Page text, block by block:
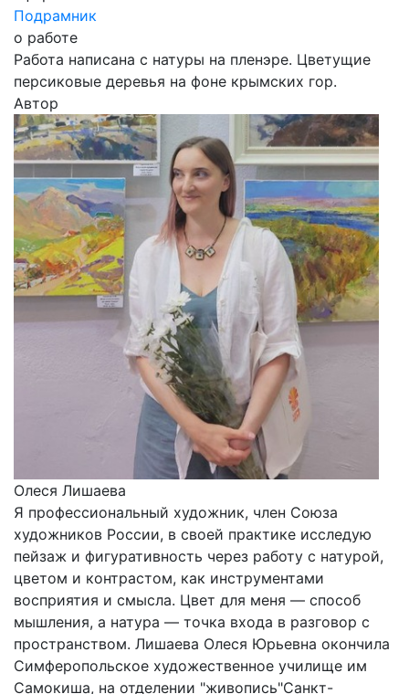
Подрамник
о работе
Работа написана с натуры на пленэре. Цветущие
персиковые деревья на фоне крымских гор.
Автор
Олеся Лишаева
Я профессиональный художник, член Союза
художников России, в своей практике исследую
пейзаж и фигуративность через работу с натурой,
цветом и контрастом, как инструментами
восприятия и смысла. Цвет для меня — способ
мышления, а натура — точка входа в разговор с
пространством. Лишаева Олеся Юрьевна окончила
Симферопольское художественное училище им
Самокиша, на отделении "живопись"Санкт-